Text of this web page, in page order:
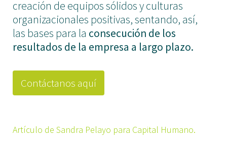
creación de equipos sólidos y culturas
organizacionales positivas, sentando, así,
las bases para la consecución de los
resultados de la empresa a largo plazo.
Contáctanos aquí
Artículo de Sandra Pelayo para Capital Humano.